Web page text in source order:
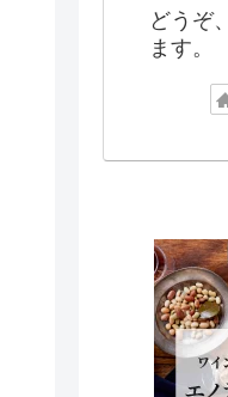
どうぞ
ます。